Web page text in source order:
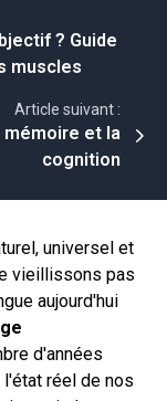
? Guide
muscles
Article suivant :
et la
cognition
universel et
vieillissons pas
aujourd'hui
d'années
réel de nos